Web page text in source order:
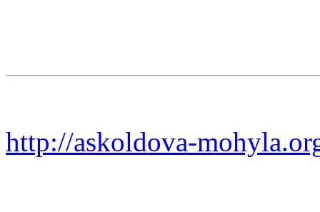
http://askoldova-